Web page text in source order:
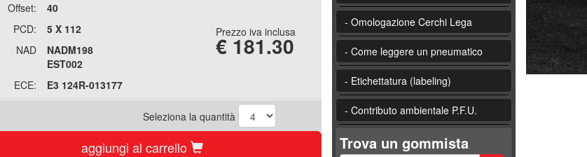
Offset:
40
PCD:
5 X 112
NAD
NADM198
EST002
ECE:
E3 124R-013177
Prezzo iva inclusa
€ 181.30
Seleziona la quantità
aggiungi al carrello
- Omologazione Cerchi Lega
- Come leggere un pneumatico
- Etichettatura (labeling)
- Contributo ambientale P.F.U.
Trova un gommista